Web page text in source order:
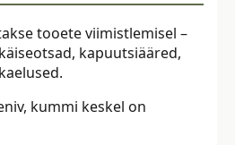
tooete viimistlemisel –
kapuutsiääred,
kummi keskel on